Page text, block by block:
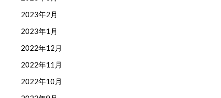
2023年2月
2023年1月
2022年12月
2022年11月
2022年10月